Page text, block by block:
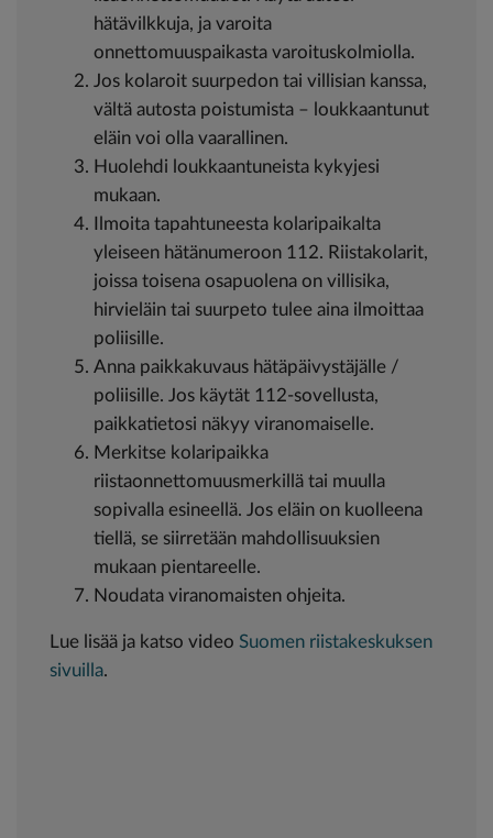
hätävilkkuja, ja varoita
onnettomuuspaikasta varoituskolmiolla.
Jos kolaroit suurpedon tai villisian kanssa,
vältä autosta poistumista – loukkaantunut
eläin voi olla vaarallinen.
Huolehdi loukkaantuneista kykyjesi
mukaan.
Ilmoita tapahtuneesta kolaripaikalta
yleiseen hätänumeroon 112. Riistakolarit,
joissa toisena osapuolena on villisika,
hirvieläin tai suurpeto tulee aina ilmoittaa
poliisille.
Anna paikkakuvaus hätäpäivystäjälle /
poliisille. Jos käytät 112-sovellusta,
paikkatietosi näkyy viranomaiselle.
Merkitse kolaripaikka
riistaonnettomuusmerkillä tai muulla
sopivalla esineellä. Jos eläin on kuolleena
tiellä, se siirretään mahdollisuuksien
mukaan pientareelle.
Noudata viranomaisten ohjeita.
Lue lisää ja katso video Suomen riistakeskuksen
sivuilla.